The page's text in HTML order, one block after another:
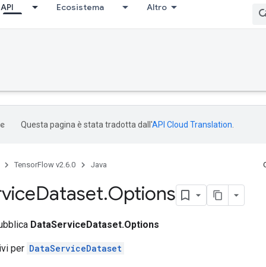
API Ecosistema Altro
Questa pagina è stata tradotta dall'API Cloud Translation
TensorFlow v2.6.0 Java
Dataset.Options
DataServiceDataset.Options
per DataServiceDataset